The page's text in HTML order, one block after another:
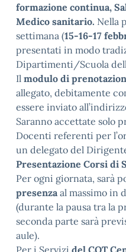
formazione continua,
Medico sanitario. Nella
settimana (15-16-17
presentati in modo
Dipartimenti/Scuola
Il modulo di
allegato, debitamente
essere inviato
Saranno accettate solo
Docenti referenti per
un delegato del
Presentazione Corsi di
Per ogni giornata, sarà
presenza al massimo in
(durante la pausa tra la
seconda parte sarà
aule).
Per i Servizi del COT